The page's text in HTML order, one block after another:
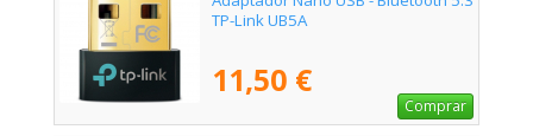
TP-Link UB5A
11,50 €
Comprar